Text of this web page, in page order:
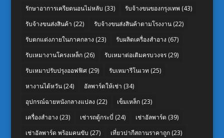
รักษาอาการเครียดนอนไม่หลับ (33) รับจ้างขนของกรุงเทพ (43)
รับจ้างขนส่งสินค้า (22) รับจ้างขนส่งสินค้าตามโรงงาน(22)
รับตกแต่งภายในภาคกลาง (23) รับผลิตเครื่องสำอาง (67)
รับเหมางานโครงเหล็ก(26) รับเหมาต่อเติมครบวงจร(29)
รับเหมาปรับปรุงออฟฟิศ(29) รับเหมารีโนเวท (25)
หางานไต้หวัน(24) อัลพาร์ดให้เช่า (34)
อุปกรณ์ฉายหนังกลางแปลง (22) เข็มเหล็ก(23)
เครื่องสำอาง (23) เช่ารถตู้กระบี่ (24) เช่าอัลพาร์ด (39)
เช่าอัลพาร์ด พร้อมคนขับ (27) เที่ยวปากีสถานราคาถูก(23)